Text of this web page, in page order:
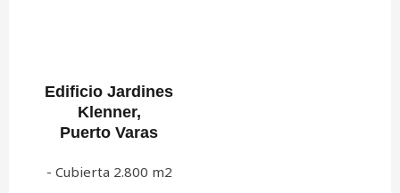
Edificio Jardines
Klenner,
Puerto Varas
- Cubierta 2.800 m2